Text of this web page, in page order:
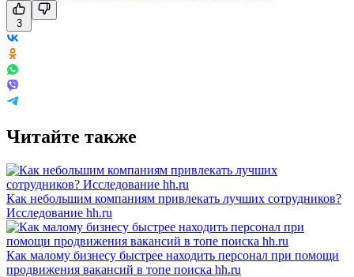
3
Читайте также
Как небольшим компаниям привлекать лучших сотрудников?
Исследование hh.ru
Как малому бизнесу быстрее находить персонал при помощи
продвижения вакансий в топе поиска hh.ru